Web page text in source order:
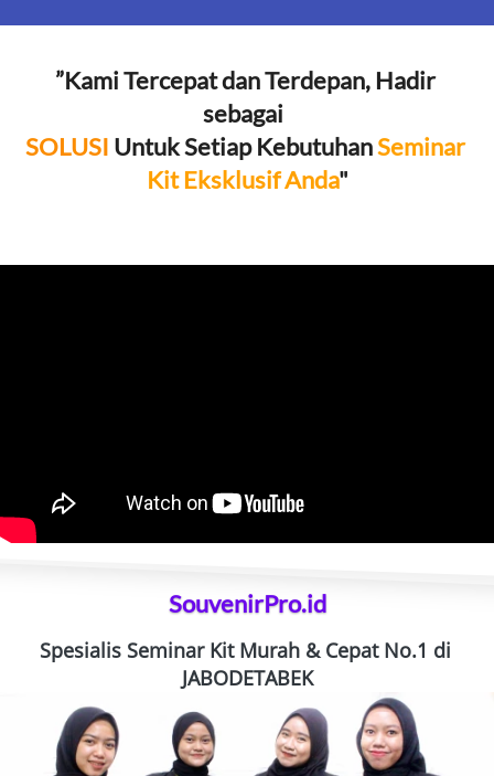
”Kami Tercepat dan Terdepan, Hadir
sebagai
SOLUSI Untuk Setiap Kebutuhan Seminar
Kit Eksklusif Anda"
SouvenirPro.id
Spesialis Seminar Kit Murah & Cepat No.1 di
JABODETABEK